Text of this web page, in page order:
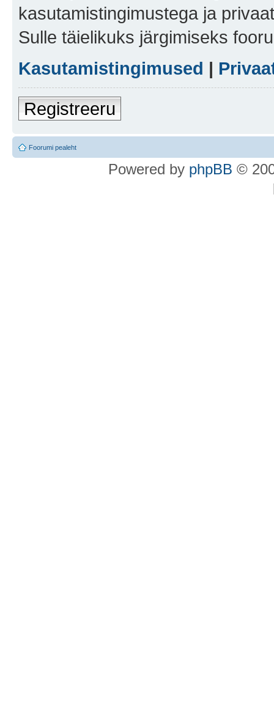
kasutamistingimustega ja
Sulle täielikuks järgimiseks
Kasutamistingimused |
Registreeru
Foorumi pealeht
Powered by phpBB ©